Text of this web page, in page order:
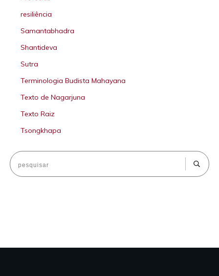
resiliência
Samantabhadra
Shantideva
Sutra
Terminologia Budista Mahayana
Texto de Nagarjuna
Texto Raiz
Tsongkhapa